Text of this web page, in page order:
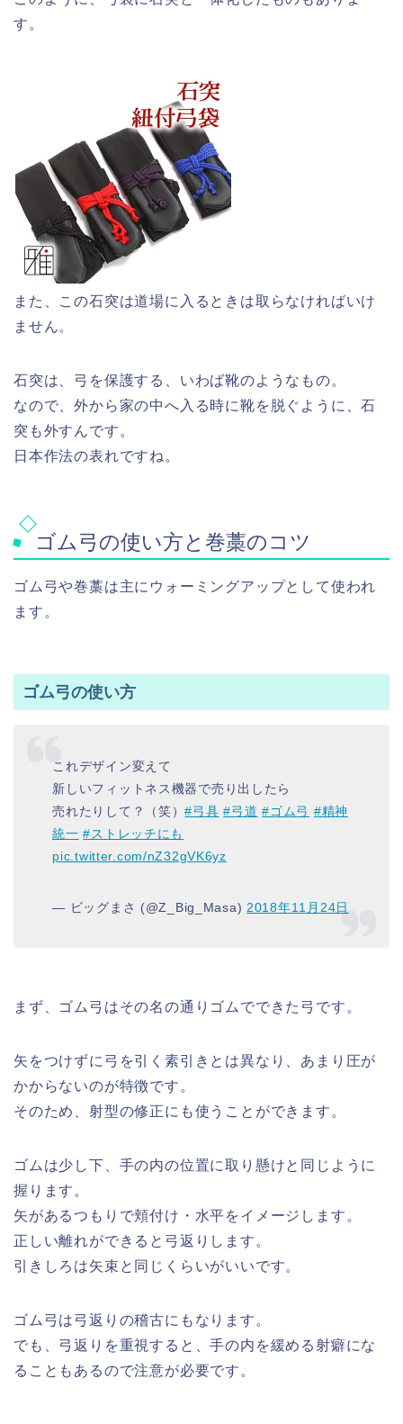
す。
また、この石突は道場に入るときは取らなければいけ
ません。
石突は、弓を保護する、いわば靴のようなもの。
なので、外から家の中へ入る時に靴を脱ぐように、石
突も外すんです。
日本作法の表れですね。
ゴム弓の使い方と巻藁のコツ
ゴム弓や巻藁は主にウォーミングアップとして使われ
ます。
ゴム弓の使い方
これデザイン変えて
新しいフィットネス機器で売り出したら
売れたりして？（笑）#弓具 #弓道 #ゴム弓 #精神
統一 #ストレッチにも
pic.twitter.com/nZ32gVK6yz
— ビッグまさ (@Z_Big_Masa)2018年11月24日
まず、ゴム弓はその名の通りゴムでできた弓です。
矢をつけずに弓を引く素引きとは異なり、あまり圧が
かからないのが特徴です。
そのため、射型の修正にも使うことができます。
ゴムは少し下、手の内の位置に取り懸けと同じように
握ります。
矢があるつもりで頬付け・水平をイメージします。
正しい離れができると弓返りします。
引きしろは矢束と同じくらいがいいです。
ゴム弓は弓返りの稽古にもなります。
でも、弓返りを重視すると、手の内を緩める射癖にな
ることもあるので注意が必要です。